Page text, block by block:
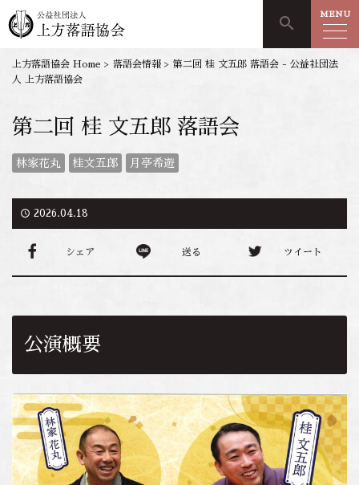
search MENU
上方落語協会 Home > 落語会情報 > 第二回 桂 文五郎 落語会 - 公益社団法
人 上方落語協会
第二回 桂 文五郎 落語会
林家花丸 桂文五郎 月亭希遊
access_time 2026.04.18
シェア 送る ツイート
公演概要